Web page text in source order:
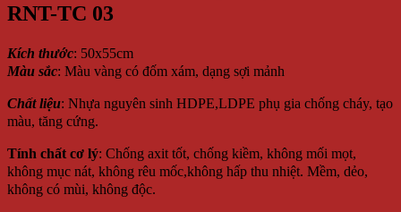
RNT-TC 03
Kích thước: 50x55cm
Màu sắc: Màu vàng có đốm xám, dạng sợi mảnh
Chất liệu: Nhựa nguyên sinh HDPE,LDPE phụ gia chống cháy, tạo
màu, tăng cứng.
Tính chất cơ lý: Chống axit tốt, chống kiềm, không mối mọt,
không mục nát, không rêu mốc,không hấp thu nhiệt. Mềm, dẻo,
không có mùi, không độc.